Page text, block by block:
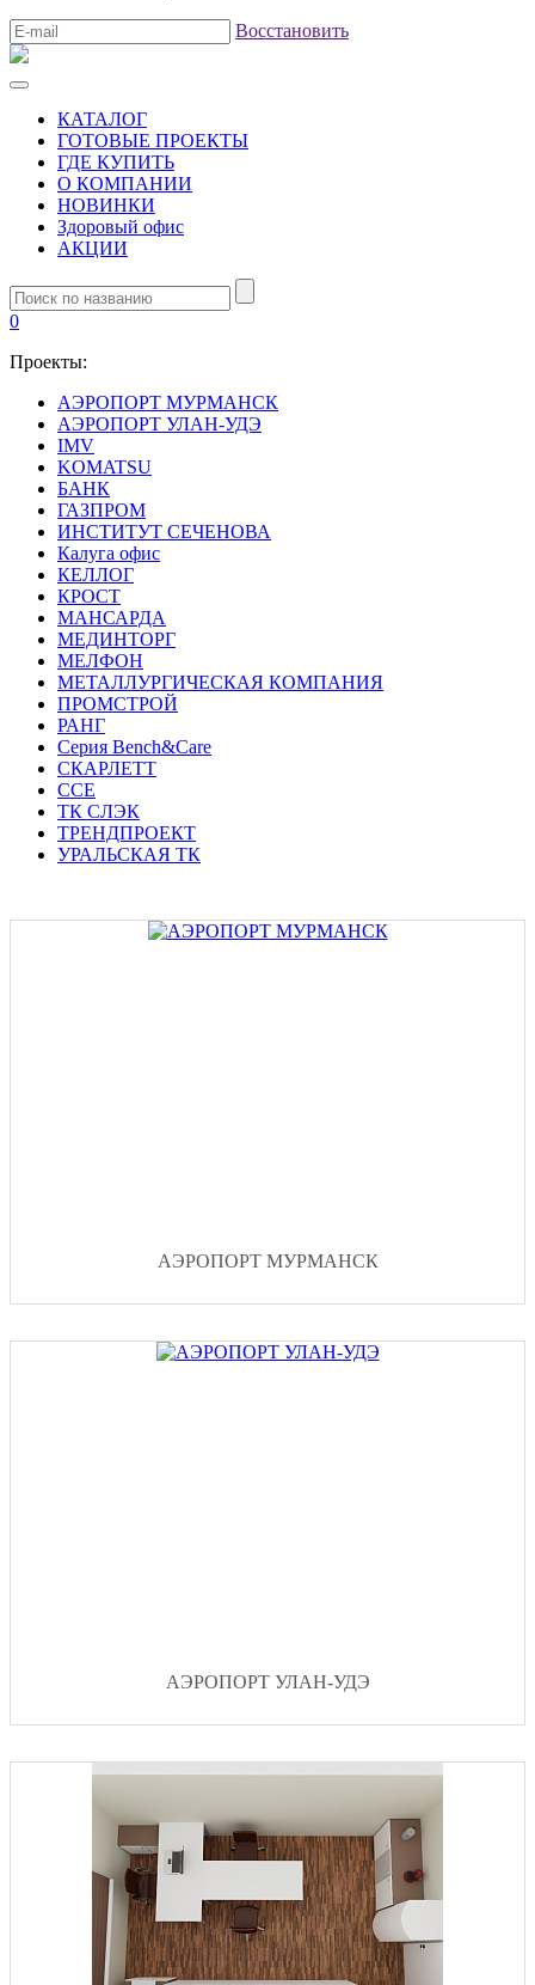
Восстановить
КАТАЛОГ
ГОТОВЫЕ ПРОЕКТЫ
ГДЕ КУПИТЬ
О КОМПАНИИ
НОВИНКИ
Здоровый офис
АКЦИИ
0
Проекты:
AЭРОПОРТ МУРМАНСК
AЭРОПОРТ УЛАН-УДЭ
IMV
KOMATSU
БАНК
ГАЗПРОМ
ИНСТИТУТ СЕЧЕНОВА
Калуга офис
КЕЛЛОГ
КРОСТ
МАНСАРДА
МЕДИНТОРГ
МЕЛФОН
МЕТАЛЛУРГИЧЕСКАЯ КОМПАНИЯ
ПРОМСТРОЙ
РАНГ
Серия Bench&Care
СКАРЛЕТТ
ССЕ
ТК СЛЭК
ТРЕНДПРОЕКТ
УРАЛЬСКАЯ ТК
AЭРОПОРТ МУРМАНСК
AЭРОПОРТ УЛАН-УДЭ